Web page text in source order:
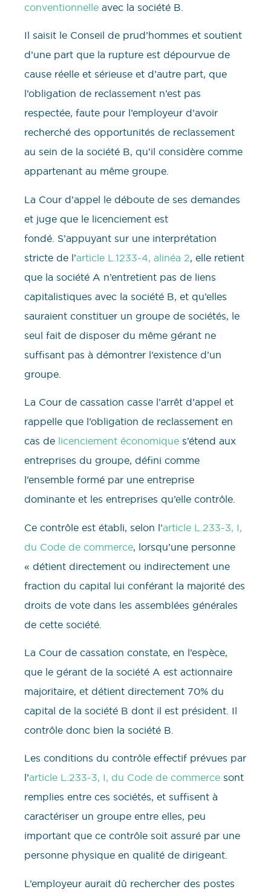
conventionnelle avec la société B.
Il saisit le Conseil de prud’hommes et soutient
d’une part que la rupture est dépourvue de
cause réelle et sérieuse et d’autre part, que
l’obligation de reclassement n’est pas
respectée, faute pour l’employeur d’avoir
recherché des opportunités de reclassement
au sein de la société B, qu’il considère comme
appartenant au même groupe.
La Cour d’appel le déboute de ses demandes
et juge que le licenciement est
fondé. S’appuyant sur une interprétation
stricte de l’article L.1233-4, alinéa 2, elle retient
que la société A n’entretient pas de liens
capitalistiques avec la société B, et qu’elles
sauraient constituer un groupe de sociétés, le
seul fait de disposer du même gérant ne
suffisant pas à démontrer l’existence d’un
groupe.
La Cour de cassation casse l’arrêt d’appel et
rappelle que l’obligation de reclassement en
cas de licenciement économique s’étend aux
entreprises du groupe, défini comme
l’ensemble formé par une entreprise
dominante et les entreprises qu’elle contrôle.
Ce contrôle est établi, selon l’article L.233-3, I,
du Code de commerce, lorsqu’une personne
« détient directement ou indirectement une
fraction du capital lui conférant la majorité des
droits de vote dans les assemblées générales
de cette société.
La Cour de cassation constate, en l’espèce,
que le gérant de la société A est actionnaire
majoritaire, et détient directement 70% du
capital de la société B dont il est président. Il
contrôle donc bien la société B.
Les conditions du contrôle effectif prévues par
l’article L.233-3, I, du Code de commerce sont
remplies entre ces sociétés, et suffisent à
caractériser un groupe entre elles, peu
important que ce contrôle soit assuré par une
personne physique en qualité de dirigeant.
L’employeur aurait dû rechercher des postes